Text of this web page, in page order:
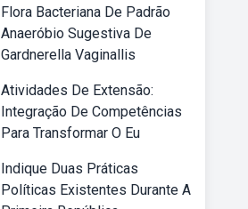
Flora Bacteriana De Padrão
Anaeróbio Sugestiva De
Gardnerella Vaginallis
Atividades De Extensão:
Integração De Competências
Para Transformar O Eu
Indique Duas Práticas
Políticas Existentes Durante A